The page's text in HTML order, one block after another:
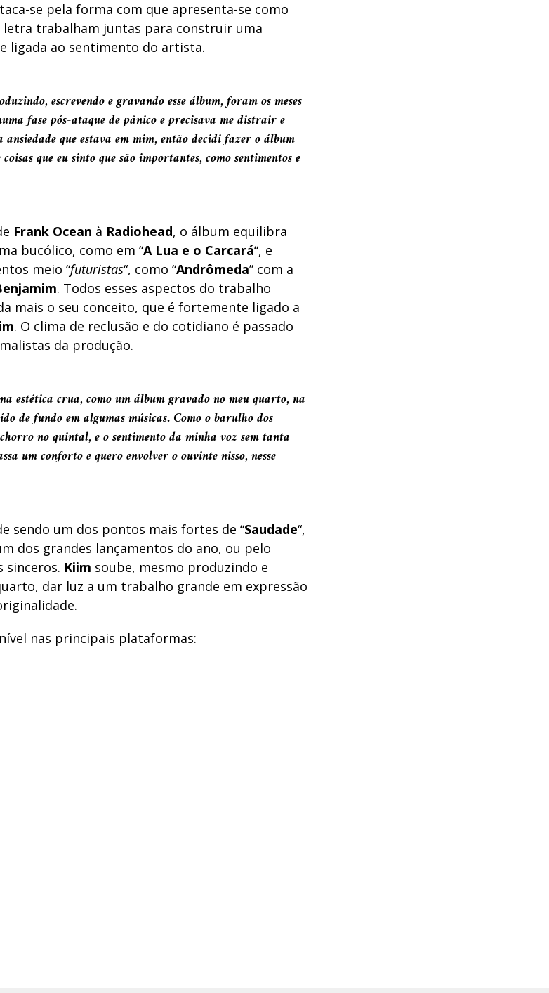
se pela forma com que apresenta-se como
trabalham juntas para construir uma
ligada ao sentimento do artista.
escrevendo e gravando esse álbum, foram os meses
fase pós-ataque de pânico e precisava me distrair e
que estava em mim, então decidi fazer o álbum
que eu sinto que são importantes, como sentimentos e
Frank Ocean à Radiohead, o álbum equilibra
bucólico, como em “A Lua e o Carcará“, e
meio “futuristas“, como “Andrômeda” com a
. Todos esses aspectos do trabalho
mais o seu conceito, que é fortemente ligado a
. O clima de reclusão e do cotidiano é passado
da produção.
estética crua, como um álbum gravado no meu quarto, na
de fundo em algumas músicas. Como o barulho dos
no quintal, e o sentimento da minha voz sem tanta
um conforto e quero envolver o ouvinte nisso, nesse
sendo um dos pontos mais fortes de “Saudade“,
dos grandes lançamentos do ano, ou pelo
sinceros. Kiim soube, mesmo produzindo e
dar luz a um trabalho grande em expressão
nas principais plataformas: